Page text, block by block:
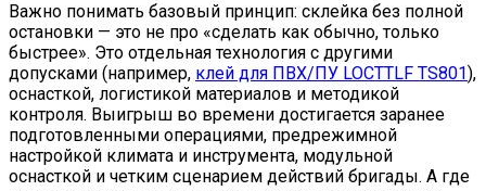
Важно понимать базовый принцип: склейка без полной
остановки — это не про «сделать как обычно, только
быстрее». Это отдельная технология с другими
допусками (например, клей для ПВХ/ПУ LOCTTLF TS801),
оснасткой, логистикой материалов и методикой
контроля. Выигрыш во времени достигается заранее
подготовленными операциями, предрежимной
настройкой климата и инструмента, модульной
оснасткой и четким сценарием действий бригады. А где